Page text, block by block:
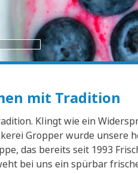
mit Tradition
Klingt wie ein
Gropper wurde unsere
das bereits seit 1993
bei uns ein spürbar